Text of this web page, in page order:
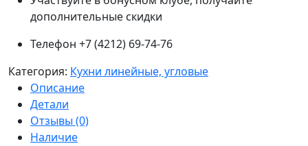
дополнительные скидки
Телефон +7 (4212) 69-74-76
Категория: Кухни линейные, угловые
Описание
Детали
Отзывы (0)
Наличие